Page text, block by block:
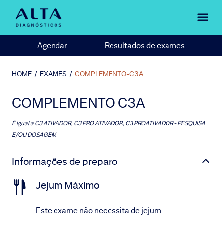
Agendar Resultados de exames
HOME / EXAMES / COMPLEMENTO-C3A
COMPLEMENTO C3A
É igual aC3 ATIVADOR, C3 PRO ATIVADOR, C3 PROATIVADOR - PESQUISA
E/OU DOSAGEM
Informações de preparo
Jejum Máximo
Este exame não necessita de jejum